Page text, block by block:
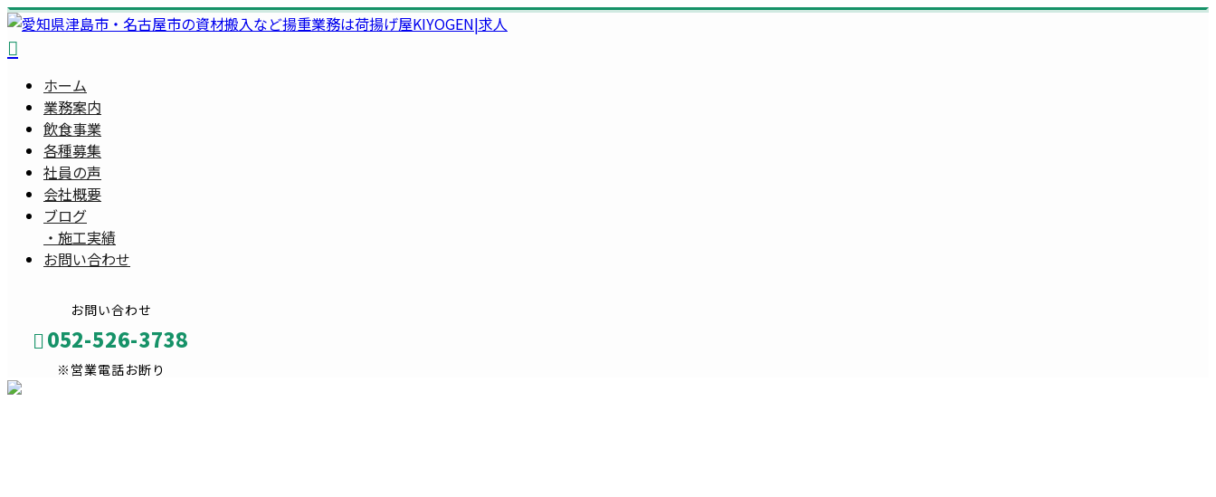
ホーム
業務案内
飲食事業
各種募集
社員の声
会社概要
ブログ
・ 施工実績
お問い合わせ
お問い合わせ
052-526-3738
※営業電話お断り